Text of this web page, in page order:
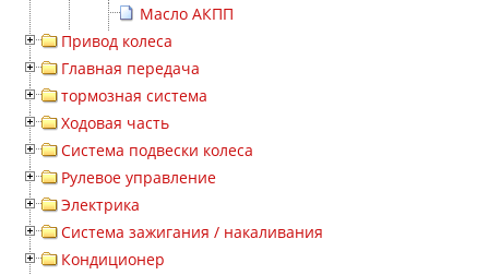
Масло АКПП
Привод колеса
Главная передача
тормозная система
Ходовая часть
Система подвески колеса
Рулевое управление
Электрика
Система зажигания / накаливания
Кондиционер